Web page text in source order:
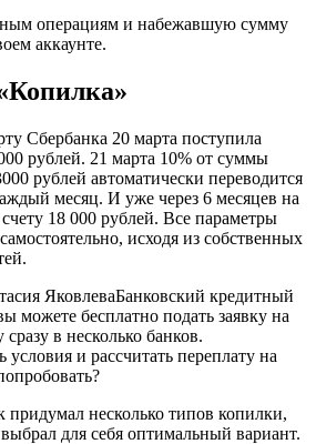
операциям и набежавшую сумму
аккаунте.
Сбербанка 20 марта поступила
рублей. 21 марта 10% от суммы
рублей автоматически переводится
месяц. И уже через 6 месяцев на
18 000 рублей. Все параметры
исходя из собственных
ЯковлеваБанковский кредитный
можете бесплатно подать заявку на
в несколько банков.
условия и рассчитать переплату на
придумал несколько типов копилки,
для себя оптимальный вариант.